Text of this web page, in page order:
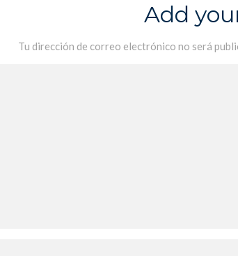
Add
Tu dirección de correo electrónico no será